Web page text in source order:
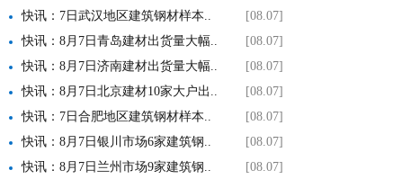
[08.07]
快讯：7日武汉地区建筑钢材样本..
[08.07]
快讯：8月7日青岛建材出货量大幅..
[08.07]
快讯：8月7日济南建材出货量大幅..
[08.07]
快讯：8月7日北京建材10家大户出..
[08.07]
快讯：7日合肥地区建筑钢材样本..
[08.07]
快讯：8月7日银川市场6家建筑钢..
[08.07]
快讯：8月7日兰州市场9家建筑钢..